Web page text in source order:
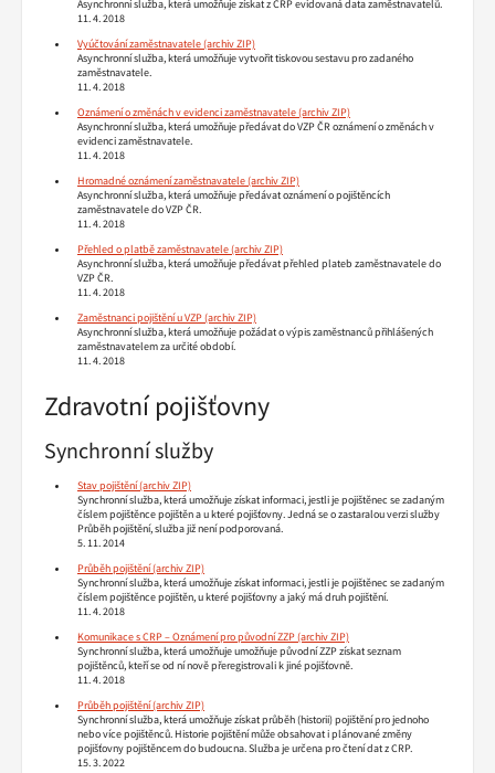
Asynchronní služba, která umožňuje získat z CRP evidovaná data zaměstnavatelů.
11. 4. 2018
Vyúčtování zaměstnavatele
Asynchronní služba, která umožňuje vytvořit tiskovou sestavu pro zadaného
zaměstnavatele.
11. 4. 2018
Oznámení o změnách v evidenci zaměstnavatele
Asynchronní služba, která umožňuje předávat do VZP ČR oznámení o změnách v
evidenci zaměstnavatele.
11. 4. 2018
Hromadné oznámení zaměstnavatele
Asynchronní služba, která umožňuje předávat oznámení o pojištěncích
zaměstnavatele do VZP ČR.
11. 4. 2018
Přehled o platbě zaměstnavatele
Asynchronní služba, která umožňuje předávat přehled plateb zaměstnavatele do
VZP ČR.
11. 4. 2018
Zaměstnanci pojištění u VZP
Asynchronní služba, která umožňuje požádat o výpis zaměstnanců přihlášených
zaměstnavatelem za určité období.
11. 4. 2018
Zdravotní pojišťovny
Synchronní služby
Stav pojištění
Synchronní služba, která umožňuje získat informaci, jestli je pojištěnec se zadaným
číslem pojištěnce pojištěn a u které pojišťovny. Jedná se o zastaralou verzi služby
Průběh pojištění, služba již není podporovaná.
5. 11. 2014
Průběh pojištění
Synchronní služba, která umožňuje získat informaci, jestli je pojištěnec se zadaným
číslem pojištěnce pojištěn, u které pojišťovny a jaký má druh pojištění.
11. 4. 2018
Komunikace s CRP – Oznámení pro původní ZZP
Synchronní služba, která umožňuje umožňuje původní ZZP získat seznam
pojištěnců, kteří se od ní nově přeregistrovali k jiné pojišťovně.
11. 4. 2018
Průběh pojištění
Synchronní služba, která umožňuje získat průběh (historii) pojištění pro jednoho
nebo více pojištěnců. Historie pojištění může obsahovat i plánované změny
pojišťovny pojištěncem do budoucna. Služba je určena pro čtení dat z CRP.
15. 3. 2022